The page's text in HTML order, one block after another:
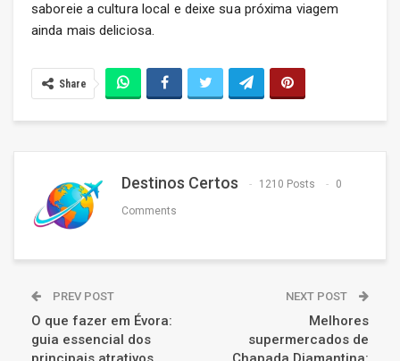
saboreie a cultura local e deixe sua próxima viagem
ainda mais deliciosa.
Share
Destinos Certos 1210 Posts 0
Comments
PREV POST
O que fazer em Évora:
guia essencial dos
NEXT POST
Melhores
supermercados de